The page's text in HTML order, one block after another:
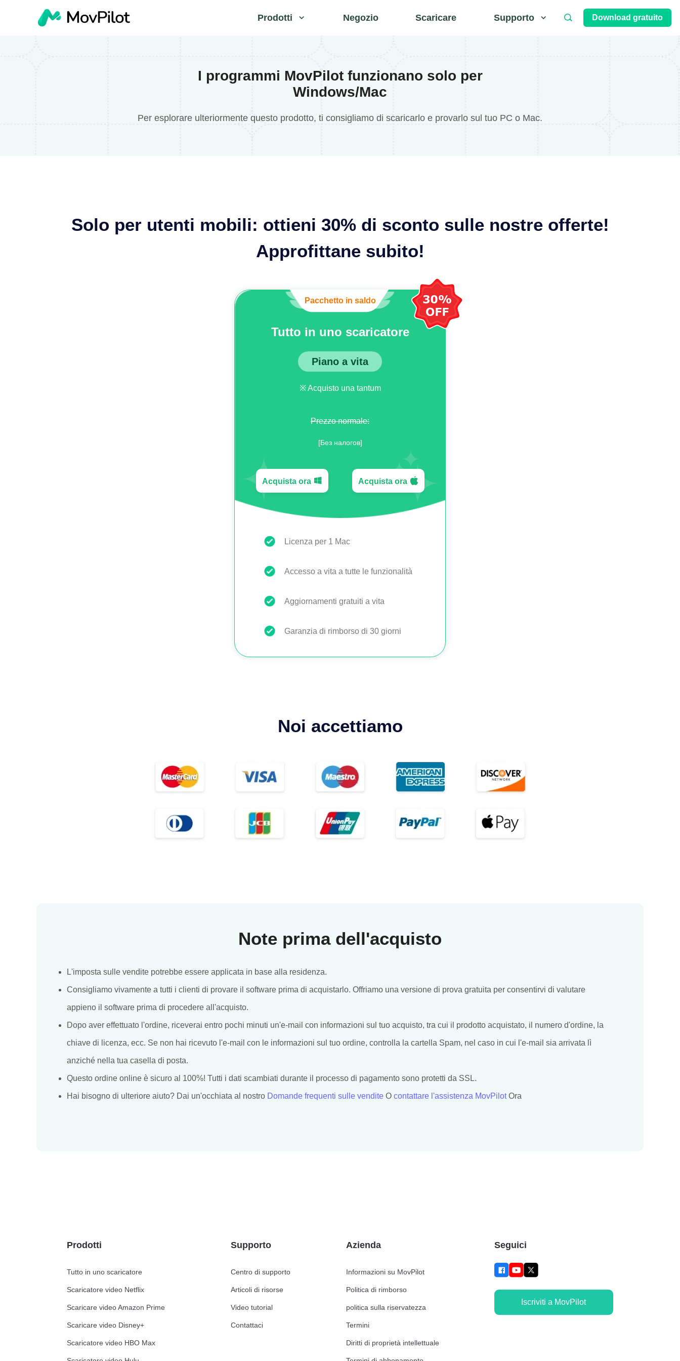
Prodotti Negozio Scaricare Supporto Download gratuito
I programmi MovPilot funzionano solo per
Windows/Mac
Per esplorare ulteriormente questo prodotto, ti consigliamo di scaricarlo e provarlo sul tuo PC o Mac.
Solo per utenti mobili: ottieni 30% di sconto sulle nostre offerte!
Approfittane subito!
Pacchetto in saldo
Tutto in uno scaricatore
Piano a vita
※ Acquisto una tantum
Prezzo normale:
[Без налогов]
Acquista ora Acquista ora
Licenza per 1 Mac
Accesso a vita a tutte le funzionalità
Aggiornamenti gratuiti a vita
Garanzia di rimborso di 30 giorni
Noi accettiamo
Note prima dell'acquisto
L'imposta sulle vendite potrebbe essere applicata in base alla residenza.
Consigliamo vivamente a tutti i clienti di provare il software prima di acquistarlo. Offriamo una versione di prova gratuita per consentirvi di valutare
appieno il software prima di procedere all'acquisto.
Dopo aver effettuato l'ordine, riceverai entro pochi minuti un'e-mail con informazioni sul tuo acquisto, tra cui il prodotto acquistato, il numero d'ordine, la
chiave di licenza, ecc. Se non hai ricevuto l'e-mail con le informazioni sul tuo ordine, controlla la cartella Spam, nel caso in cui l'e-mail sia arrivata lì
anziché nella tua casella di posta.
Questo ordine online è sicuro al 100%! Tutti i dati scambiati durante il processo di pagamento sono protetti da SSL.
Hai bisogno di ulteriore aiuto? Dai un'occhiata al nostro Domande frequenti sulle vendite O contattare l'assistenza MovPilotOra
Prodotti
Tutto in uno scaricatore
Scaricatore video Netflix
Scaricare video Amazon Prime
Scaricare video Disney+
Scaricatore video HBO Max
Supporto
Centro di supporto
Articoli di risorse
Video tutorial
Contattaci
Azienda
Informazioni su MovPilot
Politica di rimborso
politica sulla riservatezza
Termini
Diritti di proprietà intellettuale
Seguici
Iscriviti a MovPilot